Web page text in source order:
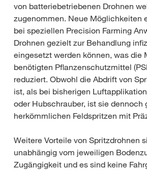
von batteriebetriebenen Drohnen
zugenommen. Neue Möglichkeiten
bei speziellen Precision Farming
Drohnen gezielt zur Behandlung
eingesetzt werden können, was die
benötigten Pflanzenschutzmittel
reduziert. Obwohl die Abdrift von
ist, als bei bisherigen
oder Hubschrauber, ist sie dennoch
herkömmlichen Feldspritzen mit
Weitere Vorteile von Spritzdrohnen
unabhängig vom jeweiligen
Zugängigkeit und es sind keine